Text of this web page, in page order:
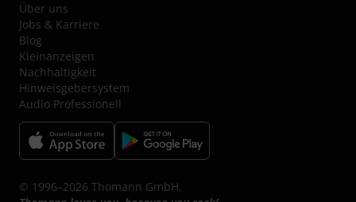
Über uns
Jobs & Karriere
Blog
Kleinanzeigen
Nachhaltigkeit
Hinweisgebersystem
Audio Professionell
© 1996–2026 Thomann GmbH.